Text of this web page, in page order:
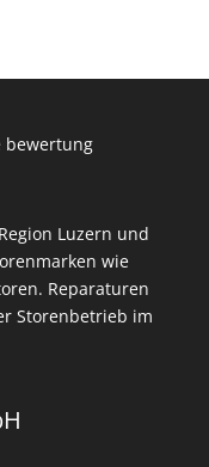
Luzern und
wie
Reparaturen
Storenbetrieb im